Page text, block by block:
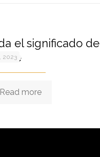
2023
el significado de
Read more